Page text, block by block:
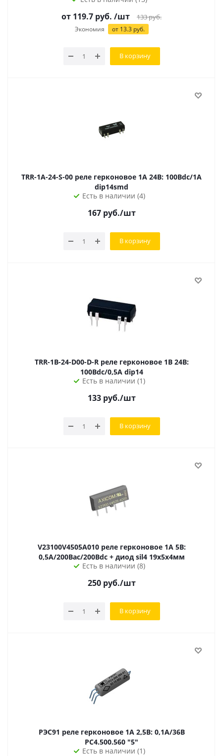
от 119.7 руб. /шт 133руб.
Экономия от 13.3 руб.
В корзину
TRR-1A-24-S-00 реле герконовое 1A 24В: 100Вdc/1A
dip14smd
Есть в наличии (4)
167руб./шт
В корзину
TRR-1B-24-D00-D-R реле герконовое 1B 24В:
100Вdc/0,5А dip14
Есть в наличии (1)
133руб./шт
В корзину
V23100V4505A010 реле герконовое 1A 5В:
0,5А/200Вac/200Вdc + диод sil4 19х5х4мм
Есть в наличии (8)
250руб./шт
В корзину
РЭС91 реле герконовое 1A 2,5В: 0,1А/36В
РС4.500.560 "5"
Есть в наличии (1)